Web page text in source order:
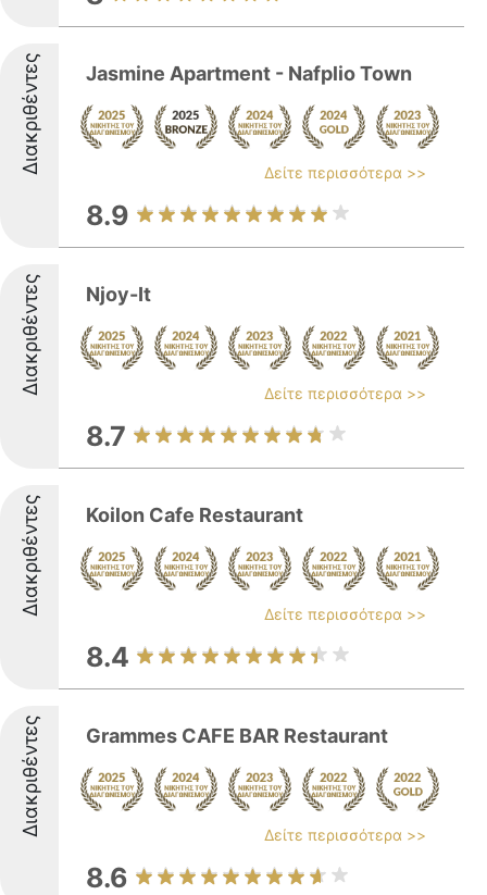
Διακριθέντες Jasmine Apartment - Nafplio Town
Δείτε περισσότερα >>
8.9
Διακριθέντες Njoy-It
Δείτε περισσότερα >>
8.7
Διακριθέντες Koilon Cafe Restaurant
Δείτε περισσότερα >>
8.4
Διακριθέντες Grammes CAFE BAR Restaurant
Δείτε περισσότερα >>
8.6